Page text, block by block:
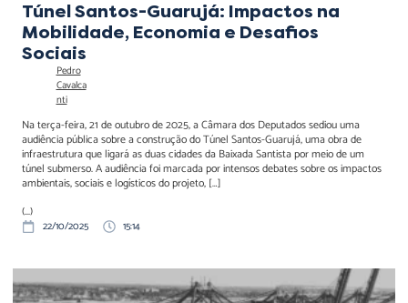
Túnel Santos-Guarujá: Impactos na
Mobilidade, Economia e Desafios
Sociais
Pedro
Cavalca
nti
Na terça-feira, 21 de outubro de 2025, a Câmara dos Deputados sediou uma
audiência pública sobre a construção do Túnel Santos-Guarujá, uma obra de
infraestrutura que ligará as duas cidades da Baixada Santista por meio de um
túnel submerso. A audiência foi marcada por intensos debates sobre os impactos
ambientais, sociais e logísticos do projeto, […]
(...)
22/10/2025 15:14
PL 733/2025: Parte 1 – A